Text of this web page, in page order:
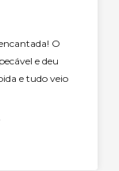
O
e deu
e tudo veio